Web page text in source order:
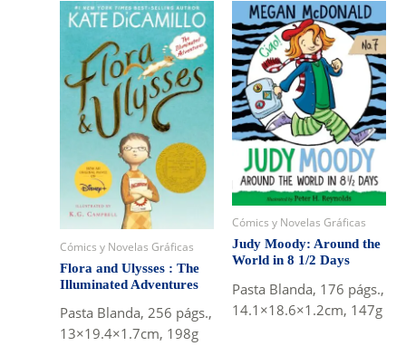
Cómics y Novelas Gráficas
Flora and Ulysses : The
Illuminated Adventures
Pasta Blanda, 256 págs.,
13×19.4×1.7cm, 198g
Cómics y Novelas Gráficas
Judy Moody: Around the
World in 8 1/2 Days
Pasta Blanda, 176 págs.,
14.1×18.6×1.2cm, 147g